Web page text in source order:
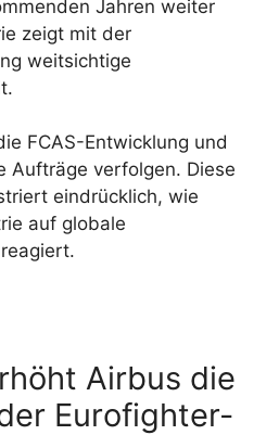
Jahren weiter
zeigt mit der
weitsichtige
FCAS-Entwicklung und
Aufträge verfolgen. Diese
eindrücklich, wie
auf globale
Airbus die
Eurofighter-